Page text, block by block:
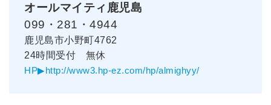
オールマイティ鹿児島
099・281・4944
鹿児島市小野町4762
24時間受付 無休
HP▶http://www3.hp-ez.com/hp/almighyy/